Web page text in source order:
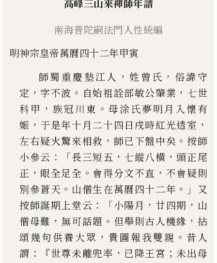
高峰三山來禪師年譜
南海普陀嗣法門人性統編
明神宗皇帝萬曆四十二年甲寅
師蜀重慶墊江人 ， 姓曾氏 ， 俗諱守
定 ， 字不波 。 自始祖詮部敏公肇業 ， 七世
科甲 ， 族冠川東 。 母涂氏夢明月入懷有
娠 ， 于是年十月二十四日戌時紅光透室 ，
左右疑火驚來相救 ， 師已下盤中矣 。 按師
小參云 ：「長三短五 ， 七縱八橫 ，頭正尾
正 ， 眼全足全 。 會得分文不直 ， 不會疑則
別參蒼天 。 山僧生在萬曆四十二年 。」
又
按師誕期上堂云 ：「小陽月 ， 廿四期 ， 山
僧母難 ， 無可話題 。 但舉則古人機緣 ， 拈
頌幾句供養大眾 ， 貴圖報我雙親 。 昔人
謂 ：『世尊未離兜率 ， 已降王宮 ； 未出母